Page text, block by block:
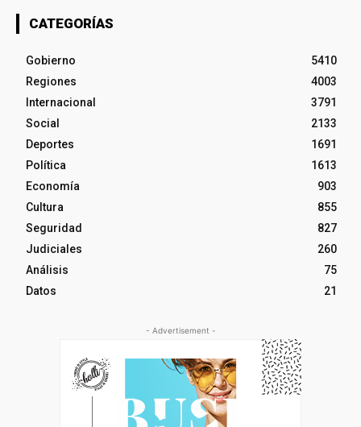
CATEGORÍAS
Gobierno
5410
Regiones
4003
Internacional
3791
Social
2133
Deportes
1691
Política
1613
Economía
903
Cultura
855
Seguridad
827
Judiciales
260
Análisis
75
Datos
21
- Advertisement -